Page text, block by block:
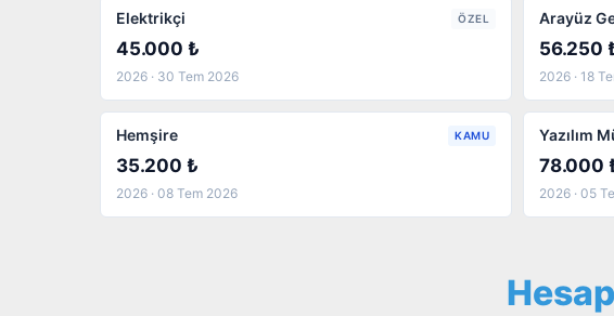
Elektrikçi ÖZEL
45.000 ₺
2026 · 30 Tem 2026
Arayüz
56.250
2026 · 18
Hemşire KAMU
35.200 ₺
2026 · 08 Tem 2026
Yazılım
78.000
2026 · 05